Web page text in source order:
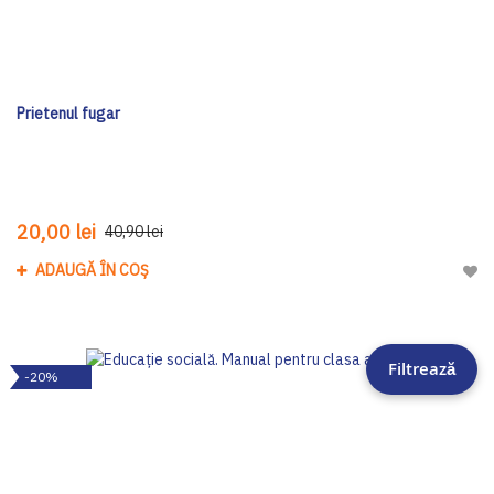
Prietenul fugar
20,00 lei 40,90 lei
ADAUGĂ ÎN COȘ
-20% Filtrează